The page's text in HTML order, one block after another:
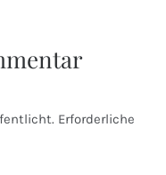
Erforderliche